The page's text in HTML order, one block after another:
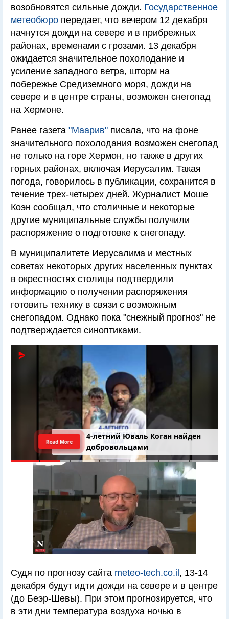
возобновятся сильные дожди. Государственное
метеобюро передает, что вечером 12 декабря
начнутся дожди на севере и в прибрежных
районах, временами с грозами. 13 декабря
ожидается значительное похолодание и
усиление западного ветра, шторм на
побережье Средиземного моря, дожди на
севере и в центре страны, возможен снегопад
на Хермоне.
Ранее газета "Маарив" писала, что на фоне
значительного похолодания возможен снегопад
не только на горе Хермон, но также в других
горных районах, включая Иерусалим. Такая
погода, говорилось в публикации, сохранится в
течение трех-четырех дней. Журналист Моше
Коэн сообщал, что столичные и некоторые
другие муниципальные службы получили
распоряжение о подготовке к снегопаду.
В муниципалитете Иерусалима и местных
советах некоторых других населенных пунктах
в окрестностях столицы подтвердили
информацию о получении распоряжения
готовить технику в связи с возможным
снегопадом. Однако пока "снежный прогноз" не
подтверждается синоптиками.
4-летний Юваль Коган найден
добровольцами
Read More
Судя по прогнозу сайта meteo-tech.co.il , 13-14
декабря будут идти дожди на севере и в центре
(до Беэр-Шевы). При этом прогнозируется, что
в эти дни температура воздуха ночью в